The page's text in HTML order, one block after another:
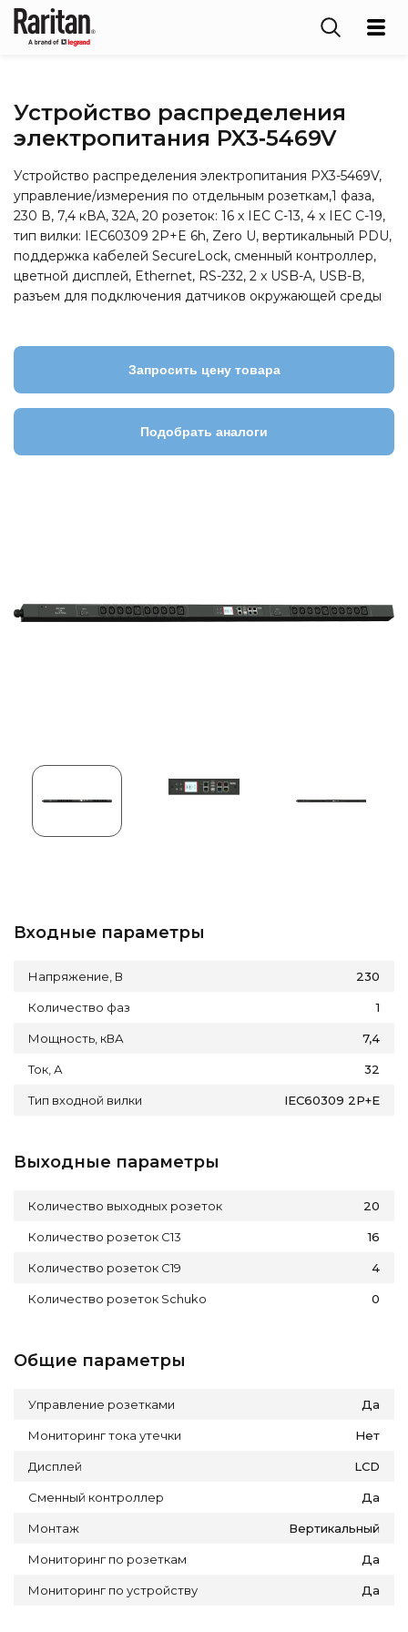
Устройство распределения
электропитания PX3‑5469V
Устройство распределения электропитания PX3-5469V,
управление/измерения по отдельным розеткам,1 фаза,
230 В, 7,4 кВA, 32A, 20 розеток: 16 x IEC C-13, 4 x IEC C-19,
тип вилки: IEC60309 2P+E 6h, Zero U, вертикальный PDU,
поддержка кабелей SecureLock, сменный контроллер,
цветной дисплей, Ethernet, RS-232, 2 x USB-A, USB-B,
разъем для подключения датчиков окружающей среды
Запросить цену товара
Подобрать аналоги
Входные параметры
Напряжение, В 230
Количество фаз 1
Мощность, кВА 7,4
Ток, А 32
Тип входной вилки IEC60309 2P+E
Выходные параметры
Количество выходных розеток 20
Количество розеток C13 16
Количество розеток C19 4
Количество розеток Schuko 0
Общие параметры
Управление розетками Да
Мониторинг тока утечки Нет
Дисплей LCD
Сменный контроллер Да
Монтаж Вертикальный
Мониторинг по розеткам Да
Мониторинг по устройству Да